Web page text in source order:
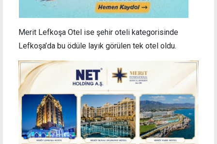
Merit Lefkoşa Otel ise şehir oteli kategorisinde
Lefkoşa’da bu ödüle layık görülen tek otel oldu.